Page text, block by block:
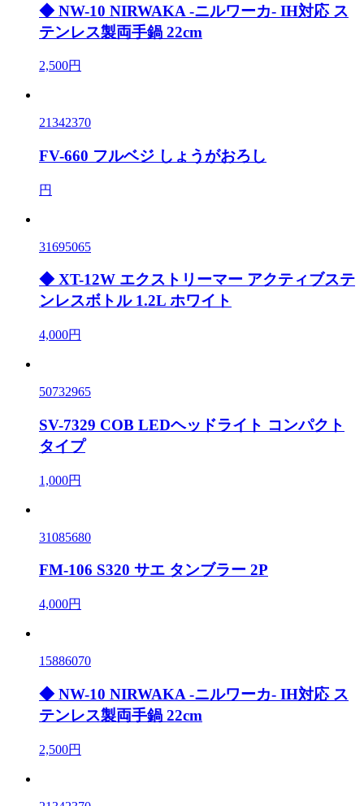
◆ NW-10 NIRWAKA -ニルワーカ- IH対応 ス
テンレス製両手鍋 22cm
2,500円
21342370
FV-660 フルベジ しょうがおろし
円
31695065
◆ XT-12W エクストリーマー アクティブステ
ンレスボトル 1.2L ホワイト
4,000円
50732965
SV-7329 COB LEDヘッドライト コンパクト
タイプ
1,000円
31085680
FM-106 S320 サエ タンブラー 2P
4,000円
15886070
◆ NW-10 NIRWAKA -ニルワーカ- IH対応 ス
テンレス製両手鍋 22cm
2,500円